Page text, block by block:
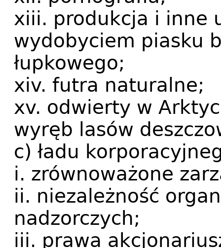
xiii. produkcja i inne
wydobyciem piasku
łupkowego;
xiv. futra naturalne;
xv. odwierty w
wyręb lasów
c) ładu
i. zrównoważone
ii. niezależność
nadzorczych;
iii. prawa